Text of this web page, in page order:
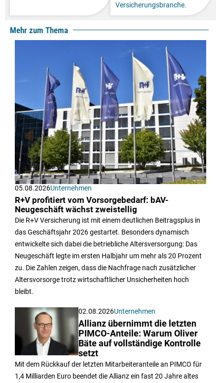
Versicherungsbranche.
Mehr zum Thema
05.08.2026Unternehmen
R+V profitiert vom Vorsorgebedarf: bAV-
Neugeschäft wächst zweistellig
Die R+V Versicherung ist mit einem deutlichen Beitragsplus in
das Geschäftsjahr 2026 gestartet. Besonders dynamisch
entwickelte sich dabei die betriebliche Altersversorgung: Das
Neugeschäft legte im ersten Halbjahr um mehr als 20 Prozent
zu. Die Zahlen zeigen, dass die Nachfrage nach zusätzlicher
Altersvorsorge trotz wirtschaftlicher Unsicherheiten hoch
bleibt.
02.08.2026Unternehmen
Allianz übernimmt die letzten
PIMCO-Anteile: Warum Oliver
Bäte auf vollständige Kontrolle
setzt
Mit dem Rückkauf der letzten Mitarbeiteranteile an PIMCO für
1,4 Milliarden Euro beendet die Allianz ein fast 20 Jahre altes